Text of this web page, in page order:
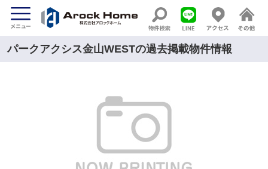
パークアクシス金山WESTの過去掲載物件情報